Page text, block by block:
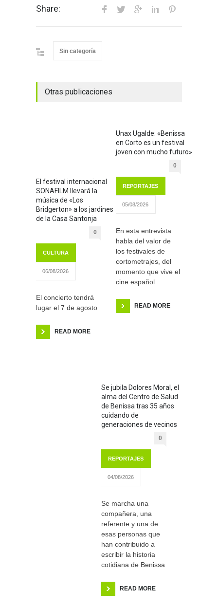
Share:
Sin categoría
Otras publicaciones
El festival internacional
SONAFILM llevará la
música de «Los
Bridgerton» a los jardines
de la Casa Santonja
0
CULTURA
06/08/2026
El concierto tendrá
lugar el 7 de agosto
READ MORE
Unax Ugalde: «Benissa
en Corto es un festival
joven con mucho futuro»
0
REPORTAJES
05/08/2026
En esta entrevista
habla del valor de
los festivales de
cortometrajes, del
momento que vive el
cine español
READ MORE
Se jubila Dolores Moral, el
alma del Centro de Salud
de Benissa tras 35 años
cuidando de
generaciones de vecinos
0
REPORTAJES
04/08/2026
Se marcha una
compañera, una
referente y una de
esas personas que
han contribuido a
escribir la historia
cotidiana de Benissa
READ MORE